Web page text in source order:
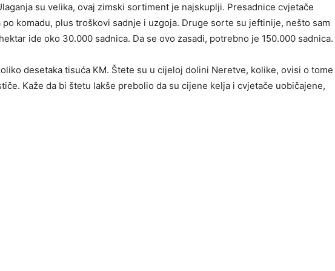
su velika, ovaj zimski sortiment je najskuplji. Presadnice cvjetače
komadu, plus troškovi sadnje i uzgoja. Druge sorte su jeftinije, nešto sam
ide oko 30.000 sadnica. Da se ovo zasadi, potrebno je 150.000 sadnica.
desetaka tisuća KM. Štete su u cijeloj dolini Neretve, kolike, ovisi o tome
Kaže da bi štetu lakše prebolio da su cijene kelja i cvjetače uobičajene,